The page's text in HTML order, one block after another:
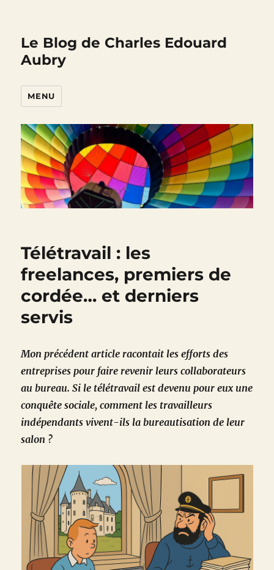
Le Blog de Charles Edouard
Aubry
MENU
Télétravail : les
freelances, premiers de
cordée… et derniers
servis
Mon précédent article racontait les efforts des
entreprises pour faire revenir leurs collaborateurs
au bureau. Si le télétravail est devenu pour eux une
conquête sociale, comment les travailleurs
indépendants vivent-ils la bureautisation de leur
salon ?